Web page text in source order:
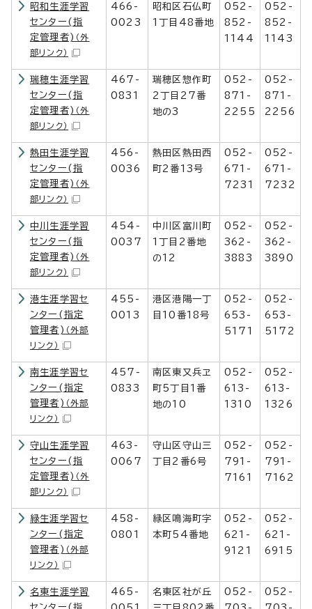
昭和生涯学習
センター(指
定管理者) （外
部リンク）
466-
0023
昭和区石仏町
1丁目48番地
052-
852-
1144
052-
852-
1143
瑞穂生涯学習
センター(指
定管理者) （外
部リンク）
467-
0831
瑞穂区惣作町
2丁目27番
地の3
052-
871-
2255
052-
871-
2256
熱田生涯学習
センター(指
定管理者) （外
部リンク）
456-
0036
熱田区熱田西
町2番13号
052-
671-
7231
052-
671-
7232
中川生涯学習
センター(指
定管理者) （外
部リンク）
454-
0037
中川区富川町
1丁目2番地
の12
052-
362-
3883
052-
362-
3890
港生涯学習セ
ンター(指定
管理者) （外部
リンク）
455-
0013
港区港陽一丁
目10番18号
052-
653-
5171
052-
653-
5172
南生涯学習セ
ンター(指定
管理者) （外部
リンク）
457-
0833
南区東又兵ヱ
町5丁目1番
地の10
052-
613-
1310
052-
613-
1326
守山生涯学習
センター(指
定管理者) （外
部リンク）
463-
0067
守山区守山三
丁目2番6号
052-
791-
7161
052-
791-
7162
緑生涯学習セ
ンター(指定
管理者) （外部
リンク）
458-
0801
緑区鳴海町字
本町54番地
052-
621-
9121
052-
621-
6915
名東生涯学習
センター(指
465-
名東区社が丘
052-
052-